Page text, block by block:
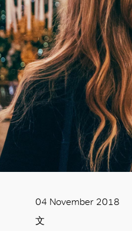
04 November 2018
文